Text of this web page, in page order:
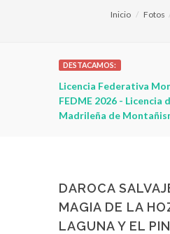
Inicio Fotos
DESTACAMOS:
Licencia Federativa
FEDME 2026 - Licencia
Madrileña de
DAROCA
MAGIA DE LA
LAGUNA Y EL